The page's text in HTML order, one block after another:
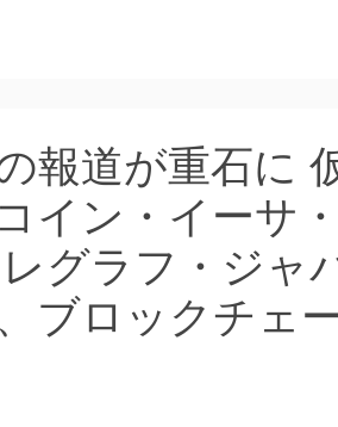
報道が重石に
イン・イーサ
グラフ・ジャ
ブロックチェ